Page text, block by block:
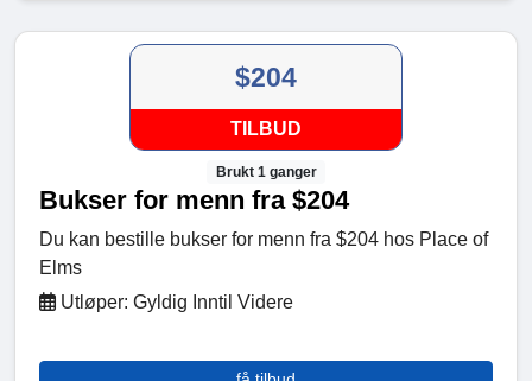
$204
TILBUD
Brukt 1 ganger
Bukser for menn fra $204
Du kan bestille bukser for menn fra $204 hos Place of
Elms
Utløper: Gyldig Inntil Videre